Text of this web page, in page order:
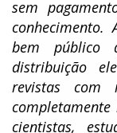
sem
bem público
distribuição
revistas com
cientistas,